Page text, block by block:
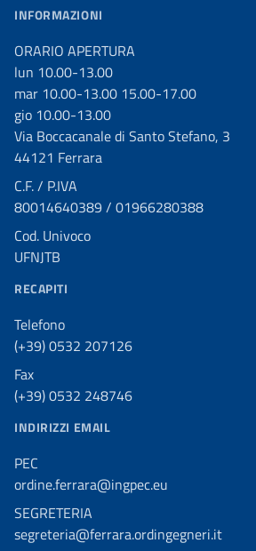
INFORMAZIONI
ORARIO APERTURA
lun 10.00-13.00
mar 10.00-13.00 15.00-17.00
gio 10.00-13.00
Via Boccacanale di Santo Stefano, 3
44121 Ferrara
C.F. / P.IVA
80014640389 / 01966280388
Cod. Univoco
UFNJTB
RECAPITI
Telefono
(+39) 0532 207126
Fax
(+39) 0532 248746
INDIRIZZI EMAIL
PEC
ordine.ferrara@ingpec.eu
SEGRETERIA
segreteria@ferrara.ordingegneri.it